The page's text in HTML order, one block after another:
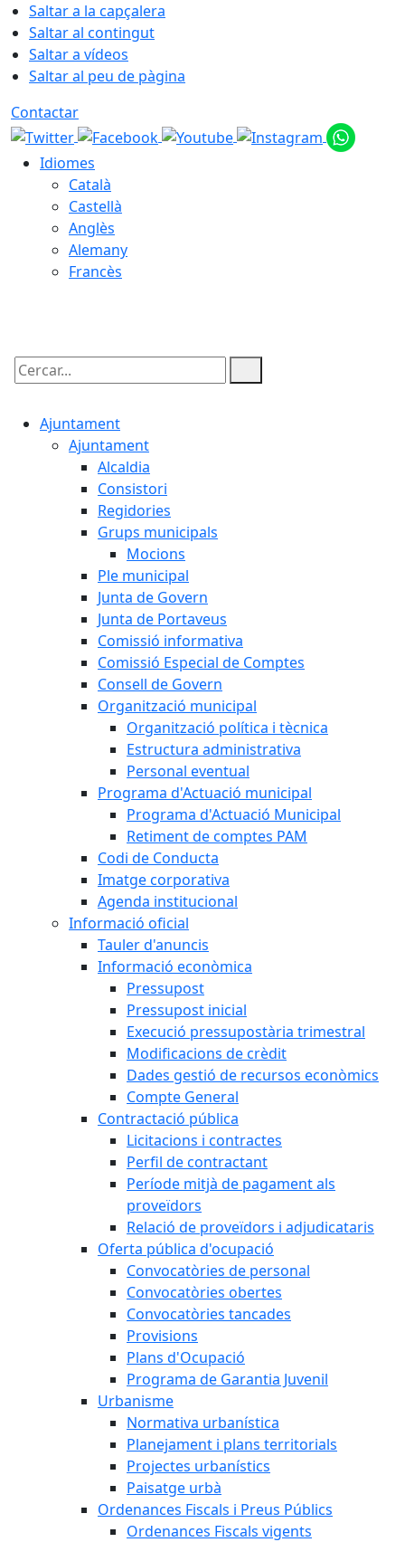
Saltar a la capçalera
Saltar al contingut
Saltar a vídeos
Saltar al peu de pàgina
Contactar
Idiomes
Català
Castellà
Anglès
Alemany
Francès
Cercar:
Ajuntament
Ajuntament
Alcaldia
Consistori
Regidories
Grups municipals
Mocions
Ple municipal
Junta de Govern
Junta de Portaveus
Comissió informativa
Comissió Especial de Comptes
Consell de Govern
Organització municipal
Organització política i tècnica
Estructura administrativa
Personal eventual
Programa d'Actuació municipal
Programa d'Actuació Municipal
Retiment de comptes PAM
Codi de Conducta
Imatge corporativa
Agenda institucional
Informació oficial
Tauler d'anuncis
Informació econòmica
Pressupost
Pressupost inicial
Execució pressupostària trimestral
Modificacions de crèdit
Dades gestió de recursos econòmics
Compte General
Contractació pública
Licitacions i contractes
Perfil de contractant
Període mitjà de pagament als
proveïdors
Relació de proveïdors i adjudicataris
Oferta pública d'ocupació
Convocatòries de personal
Convocatòries obertes
Convocatòries tancades
Provisions
Plans d'Ocupació
Programa de Garantia Juvenil
Urbanisme
Normativa urbanística
Planejament i plans territorials
Projectes urbanístics
Paisatge urbà
Ordenances Fiscals i Preus Públics
Ordenances Fiscals vigents